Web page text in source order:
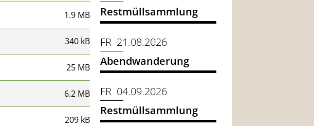
1.9 MB
340 kB
25 MB
6.2 MB
209 kB
Restmüllsammlung
FR 21.08.2026
Abendwanderung
FR 04.09.2026
Restmüllsammlung